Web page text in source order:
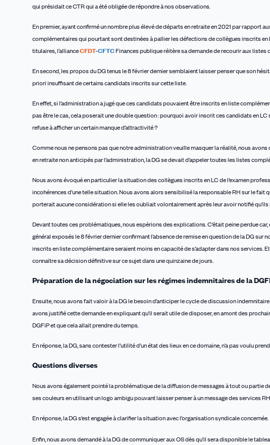
qui présidait ce CTR qui a été obligée de répondre à nos observations.
En premier, ayant confirmé un nombre plus élevé de départs en retraite en 2021 par rapport
complémentaires qui pourtant sont destinées à pallier les défections de collègues inscrits
titulaires, l’allianceCFDT-CFTCFinances publique réitère sa demande de recourir aux listes
En second, les propos du DG tenus le 8 février dernier semblaient laisser penser que son
priori insuffisant de certains candidats inscrits sur cette liste.
En effet, si l’administration a jugé que ces candidats pouvaient être inscrits en liste
pas être le cas, cela poserait une double question : pourquoi avoir inscrit ces candidats en
refuse à afficher un certain manque d’attractivité ?
Comme nous ne pensons pas que notre administration veuille masquer la réalité, nous
en retraite non anticipés par l’administration, la DG se devait d’appeler toutes les listes
Nous avons évoqué en particulier la situation des collègues inscrits en LC de l’examen
incohérences d’une telle situation. Nous avons alors sensibilisé la responsable RH sur le
porterait aucune considération si elle les oubliait volontairement après leur avoir notifié
Devant toutes ces problématiques, nous espérions des explications. C’était peine perdue
général exposés le 8 février dernier confirmant l’absence de remise en question de la DG
inscrits en liste complémentaire seraient moins en capacité de s’adapter dans nos services.
connaïtre sa décision définitive sur ce sujet dans une quinzaine de jours.
Préparation de la négociation sur les régimes indemnitaires de la
Ensuite, nous avons fait valoir à la DG le besoin d’anticiper le cycle de discussion
avons justifié cette demande en expliquant qu’il serait utile de disposer, en amont des
DGFiP et que cela allait prendre du temps.
En réponse, la DG, sans contester l’utilité d’un état des lieux en ce domaine, n’a pas voulu
Questions diverses
Nous avons également pointé la problématique de la diffusion de messages à tout ou partie
ses couleurs en utilisant un logo ambigu pouvant laisser penser à un message des services
En réponse, la DG s’est engagée à clarifier la situation avec l’organisation syndicale concernée.
Enfin, nous avons demandé à la DG de communiquer aux OS dès qu’il sera disponible le